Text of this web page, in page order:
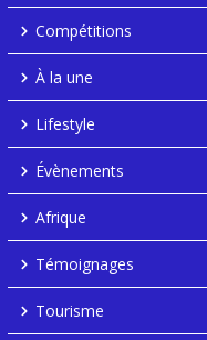
Compétitions
À la une
Lifestyle
Évènements
Afrique
Témoignages
Tourisme